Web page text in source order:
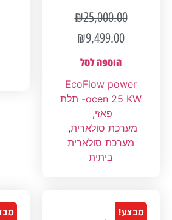
₪25,000.00
₪9,499.00
הוספה לסל
EcoFlow power
ocen 25 KW- תלת
פאזי,
מערכת סולארית,
מערכת סולארית
ביתית
מבצע!